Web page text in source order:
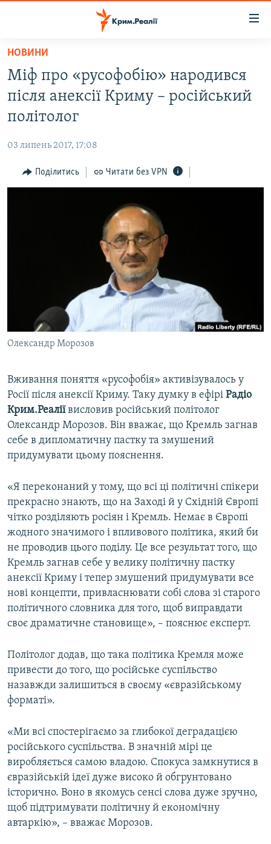
Перейти
основного
матеріалу
Перейти
до
основної
Перейти
до
НОВИНИ
ВОДА.КРИМ
ВІДЕО ТА ФОТО
БЛОГИ
ПОГЛЯД
СВІДЧЕННЯ ОКУПАЦІЇ
УКРАЇНСЬКА ПРОБЛЕМА КРИМУ
ІНФОГРАФІКА
ЯК ОБІЙТИ БЛОКУВАННЯ
Qırımtatar
ДОЛУЧАЙСЯ!
Усі сайти RFE/RL
НОВИНИ
Міф про «русофобію» народився
після анексії Криму – російський
політолог
03 липень 2017, 17:08
Поділитись Читати без VPN
Олександр Морозов
Вживання поняття «русофобія» активізувалось у
Росії після анексії Криму. Таку думку в ефірі Радіо
Крим.Реаліївисловив російський політолог
Олександр Морозов. Він вважає, що Кремль загнав
себе в дипломатичну пастку та змушений
придумувати цьому пояснення.
«Я переконаний у тому, що всі ці політичні спікери
прекрасно знають, що на Заході й у Східній Європі
чітко розділяють росіян і Кремль. Немає в Європі
жодного значимого і впливового політика, який би
не проводив цього поділу. Це все результат того, що
Кремль загнав себе у велику політичну пастку
анексії Криму і тепер змушений придумувати все
нові концепти, привласнювати собі слова зі старого
політичного словника для того, щоб виправдати
своє драматичне становище», – пояснює експерт.
Політолог додав, що така політика Кремля може
привести до того, що російське суспільство
назавжди залишиться в своєму «євразійському
форматі».
«Ми всі спостерігаємо за глибокої деградацією
російського суспільства. В значній мірі це
виробляється самою владою. Спокуса замкнутися в
євразійській ідеї дуже високо й обгрунтовано
історично. Воно в якомусь сенсі слова дуже зручно,
щоб підтримувати політичну й економічну
автаркію», – вважає Морозов.